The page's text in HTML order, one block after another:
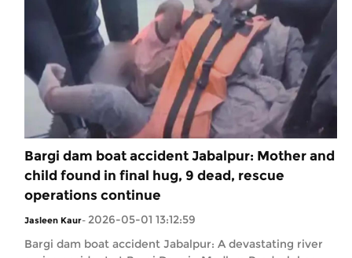
Bargi dam boat accident Jabalpur: Mother and
child found in final hug, 9 dead, rescue
operations continue
Jasleen Kaur- 2026-05-01 13:12:59
Bargi dam boat accident Jabalpur: A devastating river